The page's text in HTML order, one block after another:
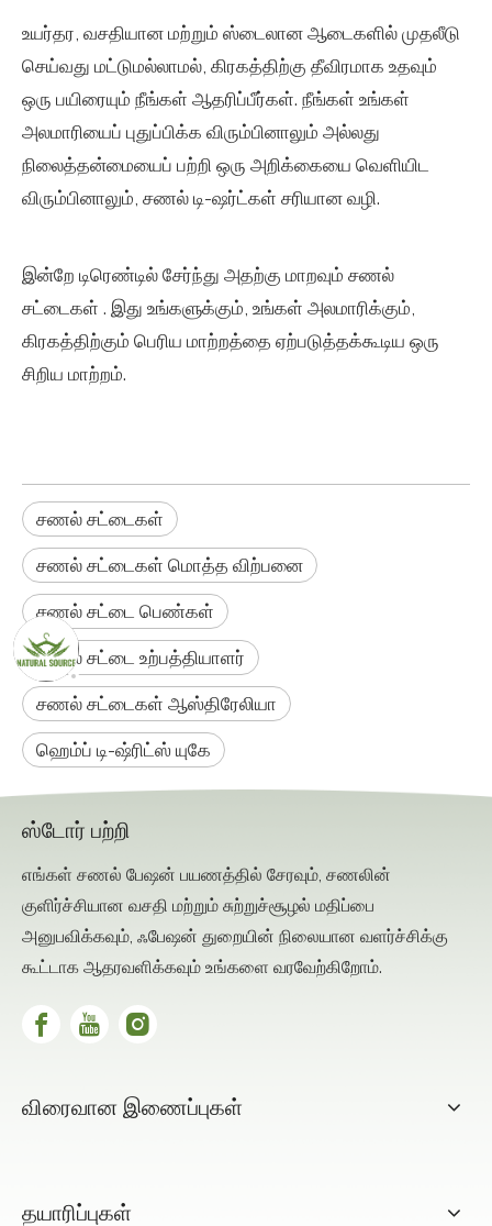
உயர்தர, வசதியான மற்றும் ஸ்டைலான ஆடைகளில் முதலீடு
செய்வது மட்டுமல்லாமல், கிரகத்திற்கு தீவிரமாக உதவும்
ஒரு பயிரையும் நீங்கள் ஆதரிப்பீர்கள். நீங்கள் உங்கள்
அலமாரியைப் புதுப்பிக்க விரும்பினாலும் அல்லது
நிலைத்தன்மையைப் பற்றி ஒரு அறிக்கையை வெளியிட
விரும்பினாலும், சணல் டி-ஷர்ட்கள் சரியான வழி.
இன்றே டிரெண்டில் சேர்ந்து அதற்கு மாறவும் சணல்
சட்டைகள் . இது உங்களுக்கும், உங்கள் அலமாரிக்கும்,
கிரகத்திற்கும் பெரிய மாற்றத்தை ஏற்படுத்தக்கூடிய ஒரு
சிறிய மாற்றம்.
சணல் சட்டைகள்
சணல் சட்டைகள் மொத்த விற்பனை
சணல் சட்டை பெண்கள்
சணல் சட்டை உற்பத்தியாளர்
சணல் சட்டைகள் ஆஸ்திரேலியா
ஹெம்ப் டி-ஷ்ரிட்ஸ் யுகே
ஸ்டோர் பற்றி
எங்கள் சணல் பேஷன் பயணத்தில் சேரவும், சணலின்
குளிர்ச்சியான வசதி மற்றும் சுற்றுச்சூழல் மதிப்பை
அனுபவிக்கவும், ஃபேஷன் துறையின் நிலையான வளர்ச்சிக்கு
கூட்டாக ஆதரவளிக்கவும் உங்களை வரவேற்கிறோம்.
விரைவான இணைப்புகள்
தயாரிப்புகள்